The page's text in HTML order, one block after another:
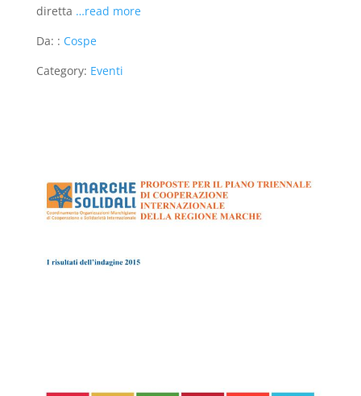
diretta …read more
Da: : Cospe
Category: Eventi